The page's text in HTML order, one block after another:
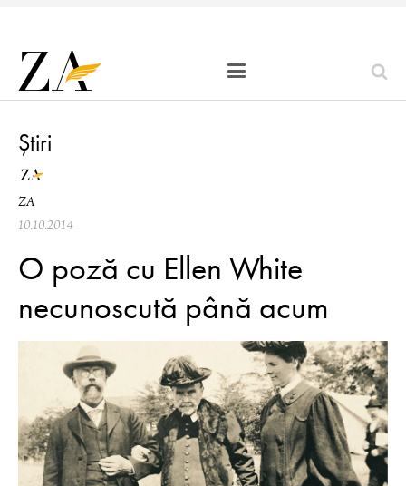
Știri
ZA
10.10.2014
O poză cu Ellen White
necunoscută până acum